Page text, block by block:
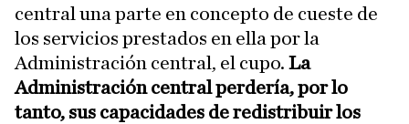
central una parte en concepto de cueste de
los servicios prestados en ella por la
Administración central, el cupo. La
Administración central perdería, por lo
tanto, sus capacidades de redistribuir los